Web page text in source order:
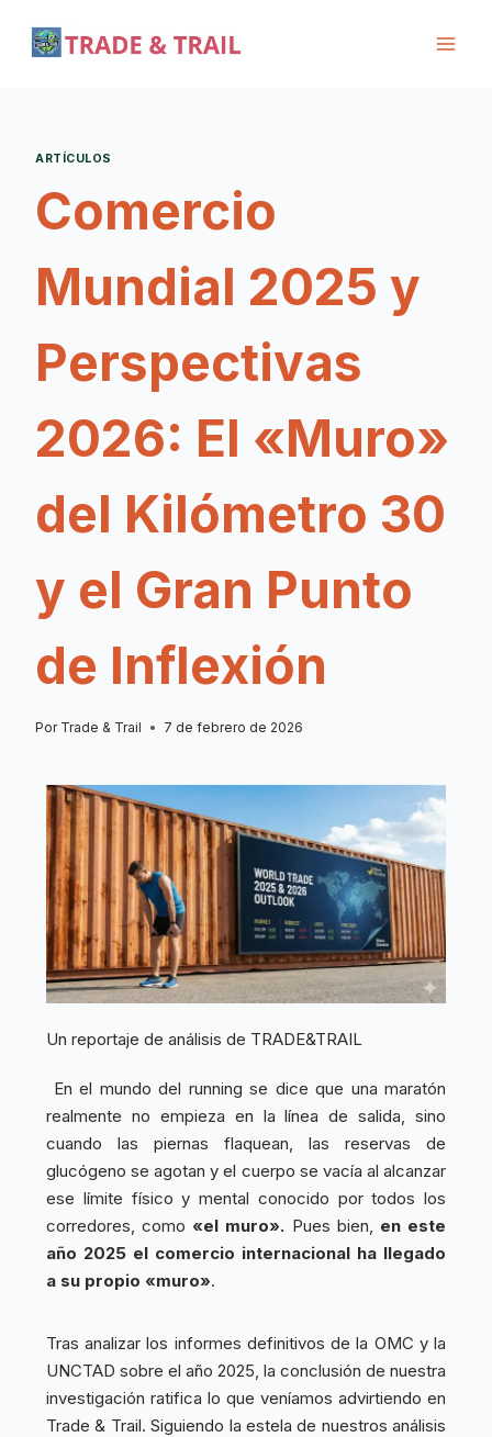
ARTÍCULOS
‍Comercio
Mundial 2025 y
Perspectivas
2026: El «Muro»
del Kilómetro 30
y el Gran Punto
de Inflexión
Por Trade & Trail 7 de febrero de 2026
Un reportaje de análisis de TRADE&TRAIL
En el mundo del running se dice que una maratón
realmente no empieza en la línea de salida, sino
cuando las piernas flaquean, las reservas de
glucógeno se agotan y el cuerpo se vacía al alcanzar
ese límite físico y mental conocido por todos los
corredores, como«el muro». Pues bien, en este
año 2025 el comercio internacional ha llegado
a su propio «muro».
Tras analizar los informes definitivos de la OMC y la
UNCTAD sobre el año 2025, la conclusión de nuestra
investigación ratifica lo que veníamos advirtiendo en
Trade & Trail. Siguiendo la estela de nuestros análisis